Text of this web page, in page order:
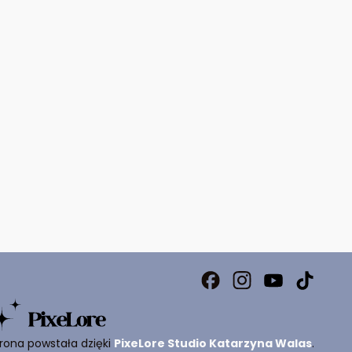
powstała dzięki PixeLore Studio Katarzyna Walas.